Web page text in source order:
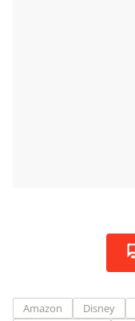
Amazon Disney